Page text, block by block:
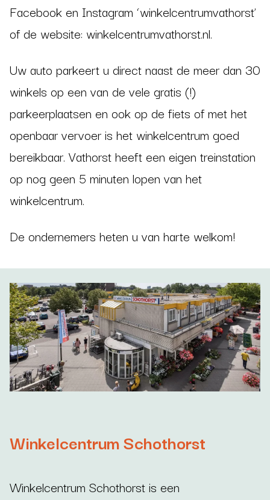
Facebook en Instagram ‘winkelcentrumvathorst’
of de website: winkelcentrumvathorst.nl.
Uw auto parkeert u direct naast de meer dan 30
winkels op een van de vele gratis (!)
parkeerplaatsen en ook op de fiets of met het
openbaar vervoer is het winkelcentrum goed
bereikbaar. Vathorst heeft een eigen treinstation
op nog geen 5 minuten lopen van het
winkelcentrum.
De ondernemers heten u van harte welkom!
Winkelcentrum Schothorst
Winkelcentrum Schothorst is een